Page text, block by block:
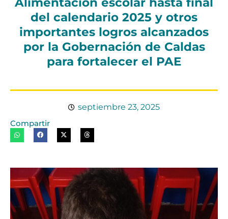
del calendario 2025 y otros
importantes logros alcanzados
por la Gobernación de Caldas
para fortalecer el PAE
septiembre 23, 2025
Compartir